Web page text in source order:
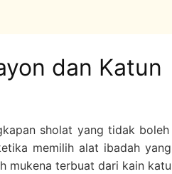
dan Katun
sholat yang tidak
memilih alat ibadah
mukena terbuat dari kain